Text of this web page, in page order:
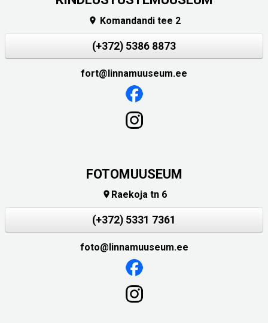
 Komandandi tee 2
(+372) 5386 8873
fort@linnamuuseum.ee
FOTOMUUSEUM
 Raekoja tn 6
(+372) 5331 7361
foto@linnamuuseum.ee